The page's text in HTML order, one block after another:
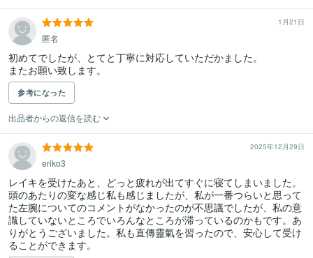
1月21日
匿名
初めてでしたが、とてと丁寧に対応していただかました。
またお願い致します。
参考になった
出品者からの返信を読む
2025年12月29日
eriko3
レイキを受けたあと、どっと疲れが出てすぐに寝てしまいました。
頭のあたりの変な感じ私も感じましたが、私が一番つらいと思って
た左腕についてのコメントがなかったのが不思議でしたが、私の意
識していないところでいろんなところが滞っているのかもです。あ
りがとうございました。私も直傳靈氣を習ったので、安心して受け
ることができます。